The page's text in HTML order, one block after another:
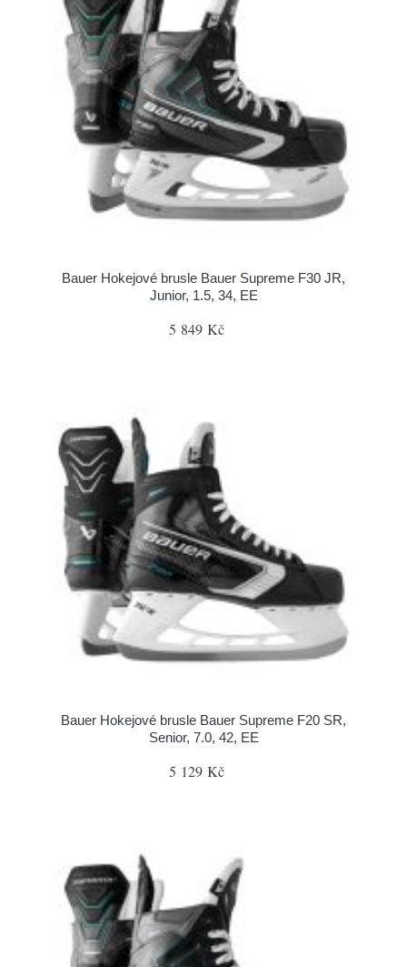
Bauer Hokejové brusle Bauer Supreme F30 JR,
Junior, 1.5, 34, EE
5 849 Kč
Bauer Hokejové brusle Bauer Supreme F20 SR,
Senior, 7.0, 42, EE
5 129 Kč